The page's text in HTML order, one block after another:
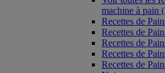
machine à pain
Recettes de
Recettes de
Recettes de
Recettes de
Recettes de